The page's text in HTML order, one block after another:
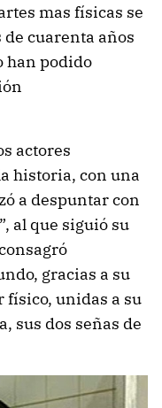
mas físicas se
cuarenta años
han podido
actores
historia, con una
a despuntar con
al que siguió su
gracias a su
físico, unidas a su
sus dos señas de